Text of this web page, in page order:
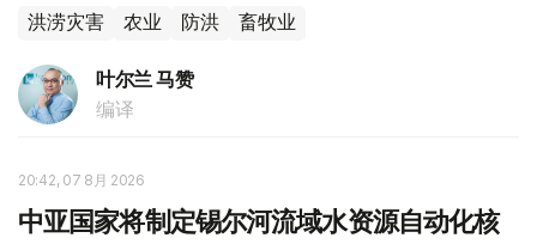
洪涝灾害 农业 防洪 畜牧业
叶尔兰 马赞
编译
20:42, 07 8月 2026
中亚国家将制定锡尔河流域水资源自动化核